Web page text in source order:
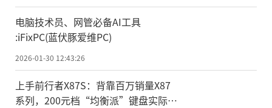
电脑技术员、网管必备AI工具
:iFixPC(蓝伏豚爱维PC)
2026-01-30 12:43:26
上手前行者X87S：背靠百万销量X87
系列，200元档“均衡派”键盘实际体